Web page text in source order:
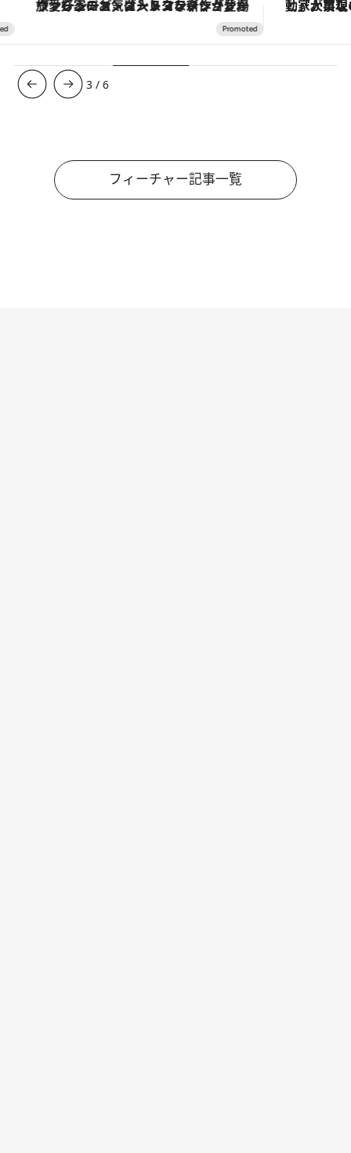
ヴァシュロン・コンスタンタン「オーヴァーシーズ・オートマティック」。旅愛好家のお気に入りコレクションから、ジェンダーレスな新作が登場
3 /6
フィーチャー記事一覧